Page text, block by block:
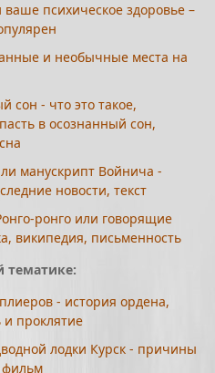
ваше психическое здоровье –
и необычные места на
сон - что это такое,
в осознанный сон,
манускрипт Войнича -
новости, текст
ронго или говорящие
википедия, письменность
тематике:
- история ордена,
проклятие
лодки Курск - причины
фильм